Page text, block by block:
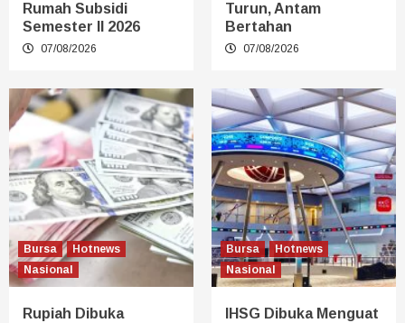
Rumah Subsidi
Semester II 2026
07/08/2026
Turun, Antam
Bertahan
07/08/2026
Bursa
Hotnews
Nasional
Rupiah Dibuka
Bursa
Hotnews
Nasional
IHSG Dibuka Menguat